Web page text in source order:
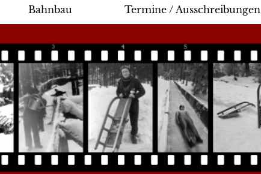
Bahnbau Termine / Ausschreibungen